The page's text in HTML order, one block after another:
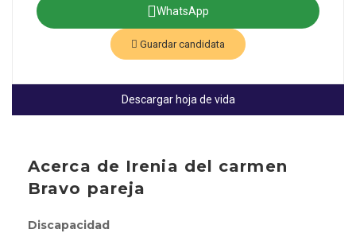
WhatsApp
Guardar candidata
Descargar hoja de vida
Acerca de Irenia del carmen
Bravo pareja
Discapacidad